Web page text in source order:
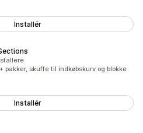
Installér
pakker, skuffe til indkøbskurv og blokke
Installér